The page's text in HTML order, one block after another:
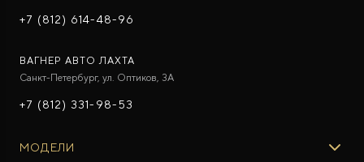
+7 (812) 614-48-96
ВАГНЕР АВТО ЛАХТА
Санкт-Петербург, ул. Оптиков, 3A
+7 (812) 331-98-53
МОДЕЛИ